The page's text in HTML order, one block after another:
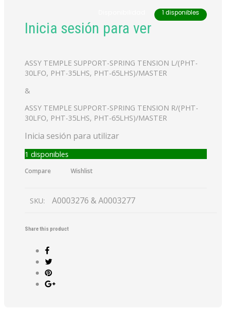
1 disponibles
Inicia sesión para ver
ASSY TEMPLE SUPPORT-SPRING TENSION L/(PHT-
30LFO, PHT-35LHS, PHT-65LHS)/MASTER
&
ASSY TEMPLE SUPPORT-SPRING TENSION R/(PHT-
30LFO, PHT-35LHS, PHT-65LHS)/MASTER
Inicia sesión para utilizar
1 disponibles
Compare Wishlist
SKU: A0003276 & A0003277
Share this product